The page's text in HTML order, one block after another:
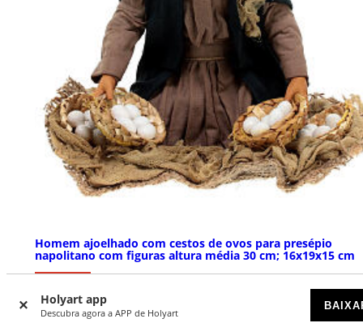
Holyart app
Descubra agora a APP de Holyart
Homem ajoelhado com cestos de ovos para presépio
napolitano com figuras altura média 30 cm; 16x19x15 cm
€ 170,00